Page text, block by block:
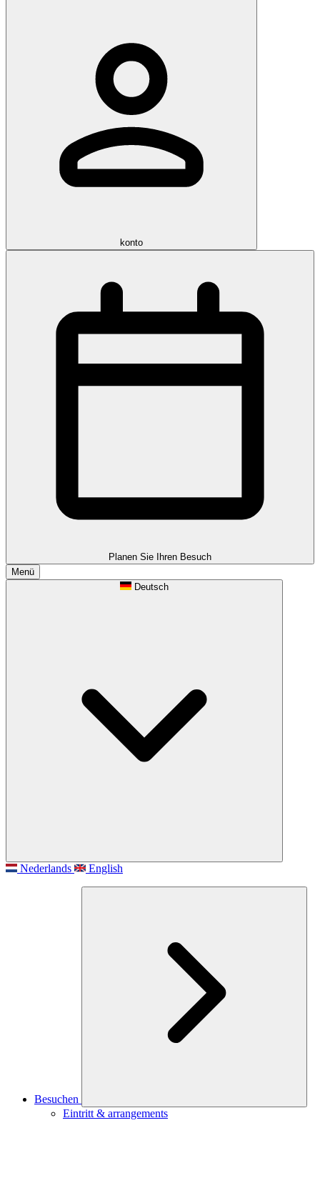
konto
Planen Sie Ihren Besuch
Menü
Deutsch
Nederlands English
Besuchen
Eintritt & arrangements